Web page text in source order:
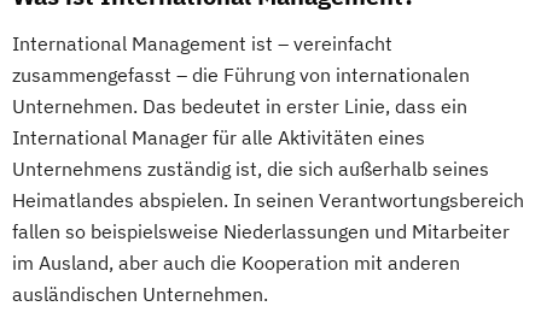
International Management ist – vereinfacht
zusammengefasst – die Führung von internationalen
Unternehmen. Das bedeutet in erster Linie, dass ein
International Manager für alle Aktivitäten eines
Unternehmens zuständig ist, die sich außerhalb seines
Heimatlandes abspielen. In seinen Verantwortungsbereich
fallen so beispielsweise Niederlassungen und Mitarbeiter
im Ausland, aber auch die Kooperation mit anderen
ausländischen Unternehmen.